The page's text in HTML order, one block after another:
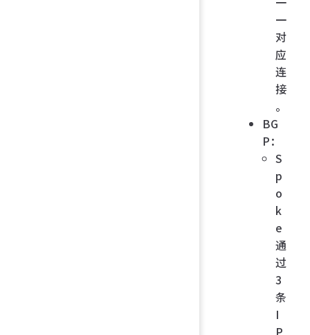
一
对
应
连
接
。
BG
P：
S
p
o
k
e
通
过
3
条
I